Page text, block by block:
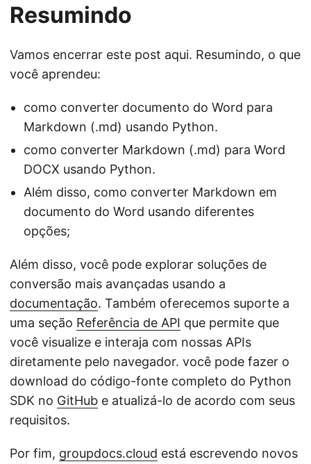
Resumindo
Vamos encerrar este post aqui. Resumindo, o que
você aprendeu:
como converter documento do Word para
Markdown (.md) usando Python.
como converter Markdown (.md) para Word
DOCX usando Python.
Além disso, como converter Markdown em
documento do Word usando diferentes
opções;
Além disso, você pode explorar soluções de
conversão mais avançadas usando a
documentação. Também oferecemos suporte a
uma seção Referência de API que permite que
você visualize e interaja com nossas APIs
diretamente pelo navegador. você pode fazer o
download do código-fonte completo do Python
SDK no GitHub e atualizá-lo de acordo com seus
requisitos.
Por fim, groupdocs.cloud está escrevendo novos